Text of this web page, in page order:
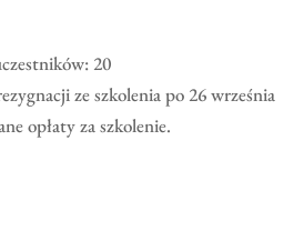
20
ze szkolenia po 26 września
opłaty za szkolenie.